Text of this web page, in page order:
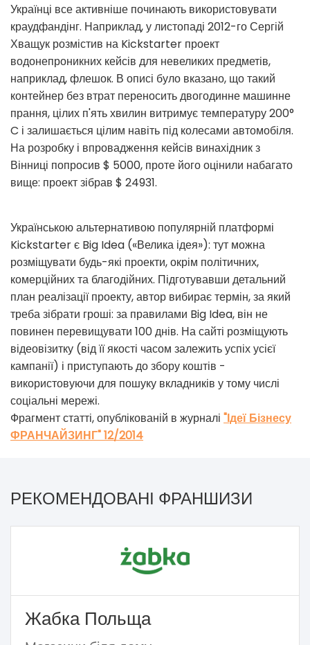
Українці все активніше починають використовувати
краудфандінг. Наприклад, у листопаді 2012-го Сергій
Хващук розмістив на Kickstarter проект
водонепроникних кейсів для невеликих предметів,
наприклад, флешок. В описі було вказано, що такий
контейнер без втрат переносить двогодинне машинне
прання, цілих п'ять хвилин витримує температуру 200°
C і залишається цілим навіть під колесами автомобіля.
На розробку і впровадження кейсів винахідник з
Вінниці попросив $ 5000, проте його оцінили набагато
вище: проект зібрав $ 24931.
Українською альтернативою популярній платформі
Kickstarter є Big Idea («Велика ідея»): тут можна
розміщувати будь-які проекти, окрім політичних,
комерційних та благодійних. Підготувавши детальний
план реалізації проекту, автор вибирає термін, за який
треба зібрати гроші: за правилами Big Idea, він не
повинен перевищувати 100 днів. На сайті розміщують
відеовізитку (від її якості часом залежить успіх усієї
кампанії) і приступають до збору коштів -
використовуючи для пошуку вкладників у тому числі
соціальні мережі.
Фрагмент статті, опублікованій в журналі "Ідеї Бізнесу
ФРАНЧАЙЗИНГ" 12/2014
РЕКОМЕНДОВАНІ ФРАНШИЗИ
Жабка Польща